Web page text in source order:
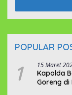
POPULAR
1 15 Maret
Kapolda
Goreng di